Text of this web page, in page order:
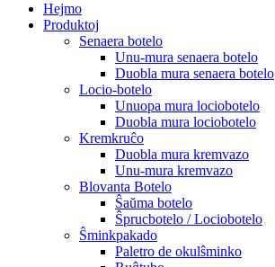
Hejmo
Produktoj
Senaera botelo
Unu-mura senaera botelo
Duobla mura senaera botelo
Locio-botelo
Unuopa mura lociobotelo
Duobla mura lociobotelo
Kremkruĉo
Duobla mura kremvazo
Unu-mura kremvazo
Blovanta Botelo
Ŝaŭma botelo
Ŝprucbotelo / Lociobotelo
Ŝminkpakado
Paletro de okulŝminko